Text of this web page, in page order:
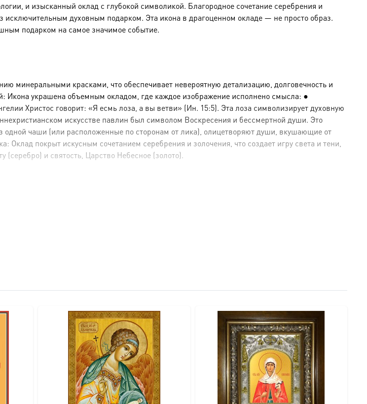
и изысканный оклад с глубокой символикой. Благородное сочетание серебрения и
исключительным духовным подарком. Эта икона в драгоценном окладе — не просто образ.
подарком на самое значимое событие.
минеральными красками, что обеспечивает невероятную детализацию, долговечность и
Икона украшена объемным окладом, где каждое изображение исполнено смысла: ●
Христос говорит: «Я есмь лоза, а вы ветви» (Ин. 15:5). Эта лоза символизирует духовную
искусстве павлин был символом Воскресения и бессмертной души. Это
чаши (или расположенные по сторонам от лика), олицетворяют души, вкушающие от
покрыт искусным сочетанием серебрения и золочения, что создает игру света и тени,
(серебро) и святость, Царство Небесное (золото).
● Оборот: сертификат, петелька. ● Комплектация: Подарочная коробка.
или значимую годовщину. ● День Ангела — как особое благословение небесному